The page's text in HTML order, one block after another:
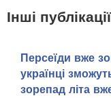
Інші
Персеїди вже
українці
зорепад літа